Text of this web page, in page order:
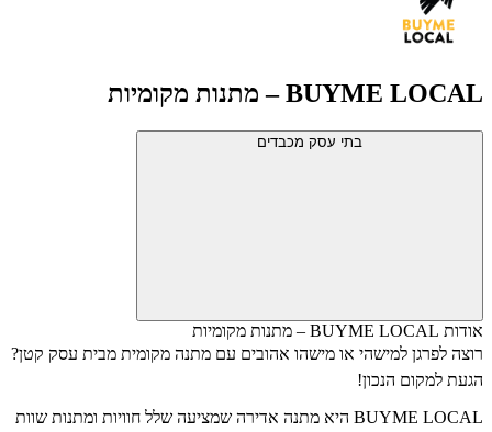
BUYME LOCAL – מתנות מקומיות
בתי עסק מכבדים
אודות BUYME LOCAL – מתנות מקומיות
רוצה לפרגן למישהי או מישהו אהובים עם מתנה מקומית מבית עסק קטן?
הגעת למקום הנכון!
BUYME LOCAL היא מתנה אדירה שמציעה שלל חוויות ומתנות שוות